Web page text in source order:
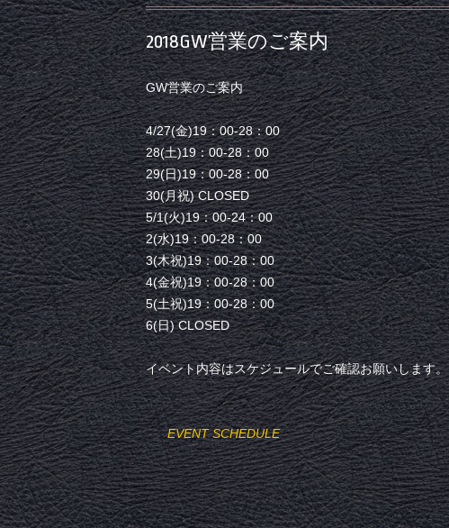
2018GW営業のご案内
GW営業のご案内
4/27(金)19：00-28：00
28(土)19：00-28：00
29(日)19：00-28：00
30(月祝) CLOSED
5/1(火)19：00-24：00
2(水)19：00-28：00
3(木祝)19：00-28：00
4(金祝)19：00-28：00
5(土祝)19：00-28：00
6(日) CLOSED
イベント内容はスケジュールでご確認お願いします。
EVENT SCHEDULE